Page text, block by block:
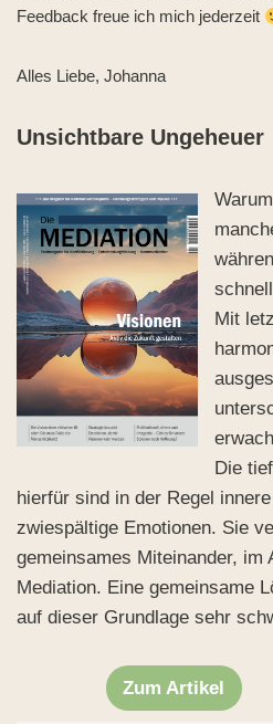
Feedback freue ich mich jederzeit
Alles Liebe, Johanna
Unsichtbare Ungeheuer
Mit
Die
hierfür sind in der Regel
zwiespältige Emotionen. Sie
gemeinsames Miteinander, im
Mediation. Eine gemeinsame
auf dieser Grundlage sehr
Zum Artikel